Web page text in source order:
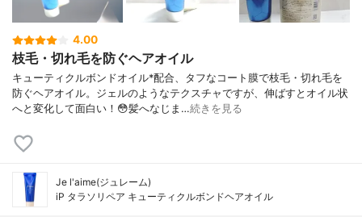
4.00
枝毛・切れ毛を防ぐヘアオイル
キューティクルボンドオイル*配合、タフなコート膜で枝毛・切れ毛を
防ぐヘアオイル。ジェルのようなテクスチャですが、伸ばすとオイル状
へと変化して面白い！😳髪へなじま…続きを見る
Je l'aime(ジュレーム)
iP タラソリペア キューティクルボンドヘアオイル